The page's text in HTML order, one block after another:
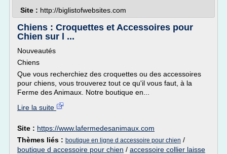
Site : http://biglistofwebsites.com
Chiens : Croquettes et Accessoires pour
Chien sur l ...
Nouveautés
Chiens
Que vous recherchiez des croquettes ou des accessoires
pour chiens, vous trouverez tout ce qu'il vous faut, à la
Ferme des Animaux. Notre boutique en...
Lire la suite
Site : https://www.lafermedesanimaux.com
Thèmes liés : boutique en ligne d accessoire pour chien /
boutique d accessoire pour chien / accessoire collier laisse